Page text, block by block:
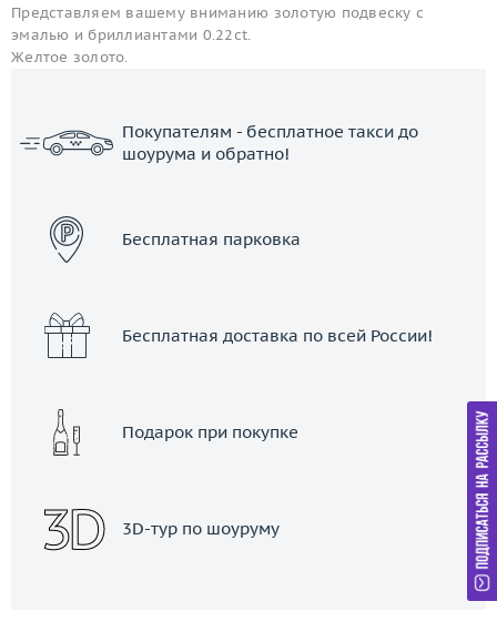
Представляем вашему вниманию золотую подвеску с
эмалью и бриллиантами 0.22ct.
Желтое золото.
Покупателям - бесплатное такси до
шоурума и обратно!
Бесплатная парковка
Бесплатная доставка по всей России!
Подарок при покупке
3D-тур по шоуруму